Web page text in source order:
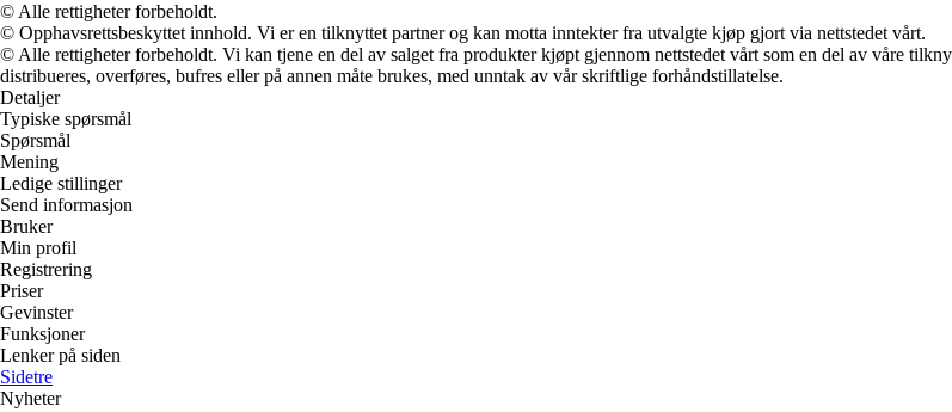
© Alle rettigheter forbeholdt.
© Opphavsrettsbeskyttet innhold. Vi er en tilknyttet partner og kan motta inntekter fra utvalgte kjøp gjort via nettstedet vårt.
© Alle rettigheter forbeholdt. Vi kan tjene en del av salget fra produkter kjøpt gjennom nettstedet vårt som en del av våre
distribueres, overføres, bufres eller på annen måte brukes, med unntak av vår skriftlige forhåndstillatelse.
Detaljer
Typiske spørsmål
Spørsmål
Mening
Ledige stillinger
Send informasjon
Bruker
Min profil
Registrering
Priser
Gevinster
Funksjoner
Lenker på siden
Sidetre
Nyheter